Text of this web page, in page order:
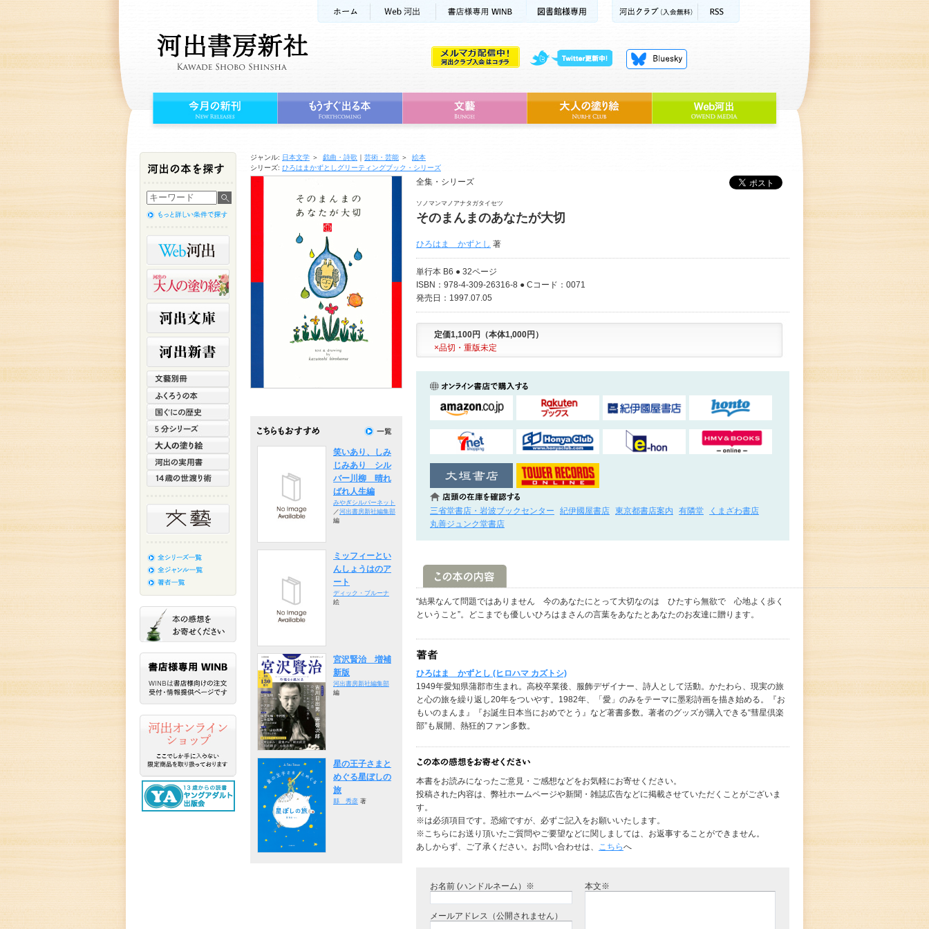
ジャンル: 日本文学 ＞ 戯曲・詩歌 ｜ 芸術・芸能 ＞
絵本
シリーズ: ひろはまかずとしグリーティングブック・シリーズ
全集・シリーズ
ソノマンマノアナタガタイセツ
そのまんまのあなたが大切
ひろはま かずとし 著
単行本 B6 ● 32ページ
ISBN：978-4-309-26316-8 ● Cコード：0071
発売日：1997.07.05
定価1,100円（本体1,000円）
×品切・重版未定
三省堂書店・岩波ブックセンター 紀伊國屋書店 東京都書店案内 有隣堂
くまざわ書店
丸善ジュンク堂書店
“結果なんて問題ではありません 今のあなたにとって大切なのは ひたすら無欲で 心地よく歩く
ということ”。どこまでも優しいひろはまさんの言葉をあなたとあなたのお友達に贈ります。
ひろはま かずとし (ヒロハマ カズトシ)
1949年愛知県蒲郡市生まれ。高校卒業後、服飾デザイナー、詩人として活動。かたわら、現実の旅
と心の旅を繰り返し20年をついやす。1982年、「愛」のみをテーマに墨彩詩画を描き始める。『お
もいのまんま』『お誕生日本当におめでとう』など著書多数。著者のグッズが購入できる“彗星倶楽
部”も展開、熱狂的ファン多数。
本書をお読みになったご意見・ご感想などをお気軽にお寄せください。
投稿された内容は、弊社ホームページや新聞・雑誌広告などに掲載させていただくことがございま
す。
※は必須項目です。恐縮ですが、必ずご記入をお願いいたします。
※こちらにお送り頂いたご質問やご要望などに関しましては、お返事することができません。
あしからず、ご了承ください。お問い合わせは、 こちらへ
お名前 (ハンドルネーム）※
メールアドレス（公開されません）
本文※
笑いあり、しみ
じみあり シル
バー川柳 晴れ
ばれ人生編
みやぎシルバーネット
／河出書房新社編集部
編
ミッフィーとい
んしょうはのア
ート
ディック・ブルーナ
絵
宮沢賢治 増補
新版
河出書房新社編集部
編
星の王子さまと
めぐる星ぼしの
旅
縣 秀彦 著